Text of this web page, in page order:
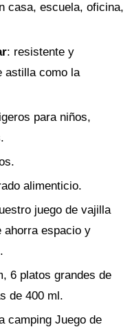
casa, escuela, oficina,
: resistente y
astilla como la
para niños,
alimenticio.
juego de vajilla
ahorra espacio y
6 platos grandes de
de 400 ml.
camping Juego de